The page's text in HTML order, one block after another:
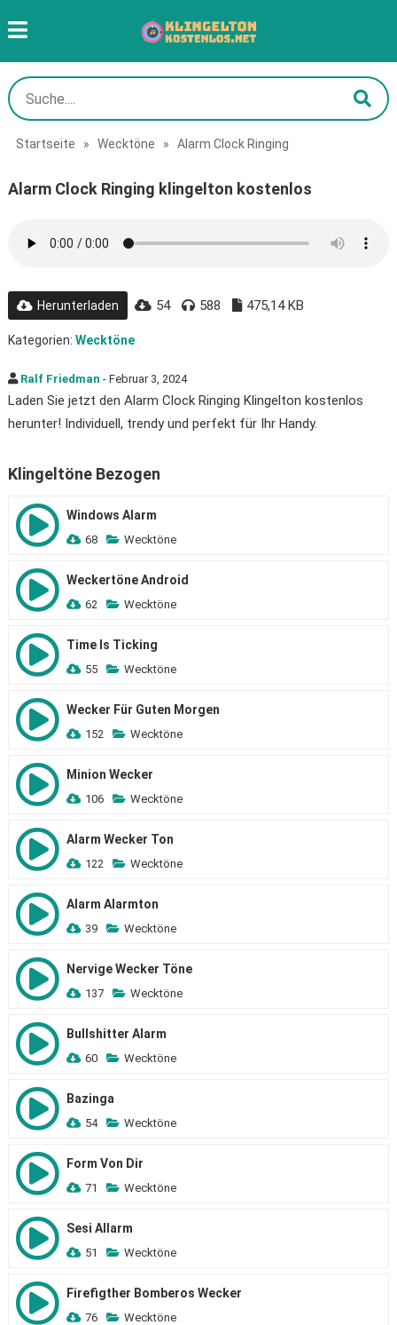
Startseite » Wecktöne » Alarm Clock Ringing
Alarm Clock Ringing klingelton kostenlos
Herunterladen 54 588 475,14 KB
Kategorien: Wecktöne
Ralf Friedman - Februar 3, 2024
Laden Sie jetzt den Alarm Clock Ringing Klingelton kostenlos
herunter! Individuell, trendy und perfekt für Ihr Handy.
Klingeltöne Bezogen
Windows Alarm
68 Wecktöne
Weckertöne Android
62 Wecktöne
Time Is Ticking
55 Wecktöne
Wecker Für Guten Morgen
152 Wecktöne
Minion Wecker
106 Wecktöne
Alarm Wecker Ton
122 Wecktöne
Alarm Alarmton
39 Wecktöne
Nervige Wecker Töne
137 Wecktöne
Bullshitter Alarm
60 Wecktöne
Bazinga
54 Wecktöne
Form Von Dir
71 Wecktöne
Sesi Allarm
51 Wecktöne
Firefigther Bomberos Wecker
76 Wecktöne